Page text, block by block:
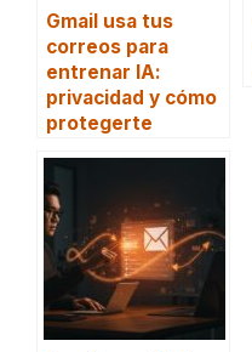
Gmail usa tus
correos para
entrenar IA:
privacidad y cómo
protegerte